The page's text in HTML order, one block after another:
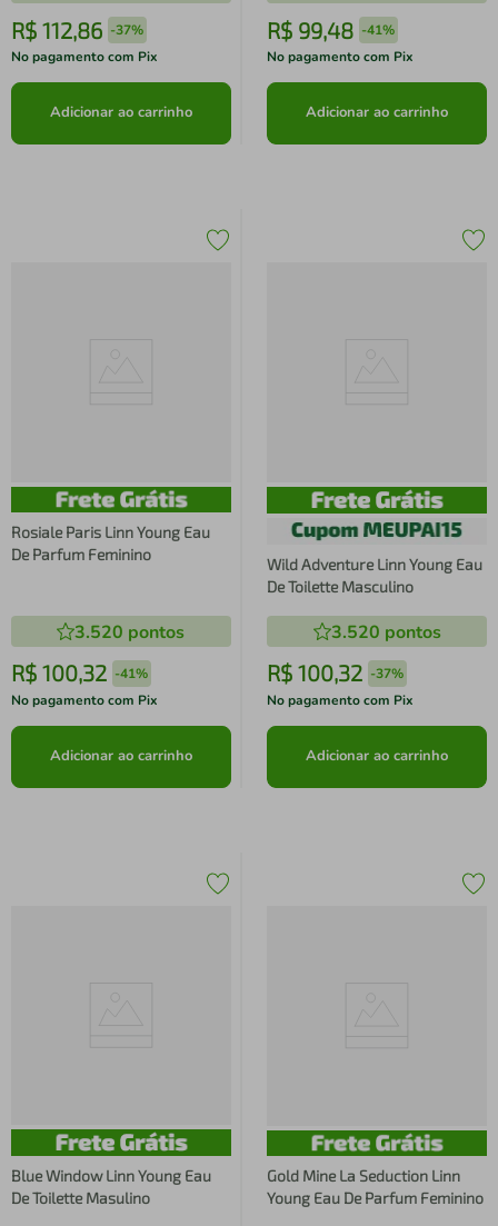
R$ 112,86 -37%
No pagamento com Pix
Adicionar ao carrinho
R$ 99,48 -41%
No pagamento com Pix
Adicionar ao carrinho
Rosiale Paris Linn Young Eau
De Parfum Feminino
3.520 pontos
R$ 100,32 -41%
No pagamento com Pix
Adicionar ao carrinho
Wild Adventure Linn Young Eau
De Toilette Masculino
3.520 pontos
R$ 100,32 -37%
No pagamento com Pix
Adicionar ao carrinho
Blue Window Linn Young Eau
De Toilette Masulino
Gold Mine La Seduction Linn
Young Eau De Parfum Feminino